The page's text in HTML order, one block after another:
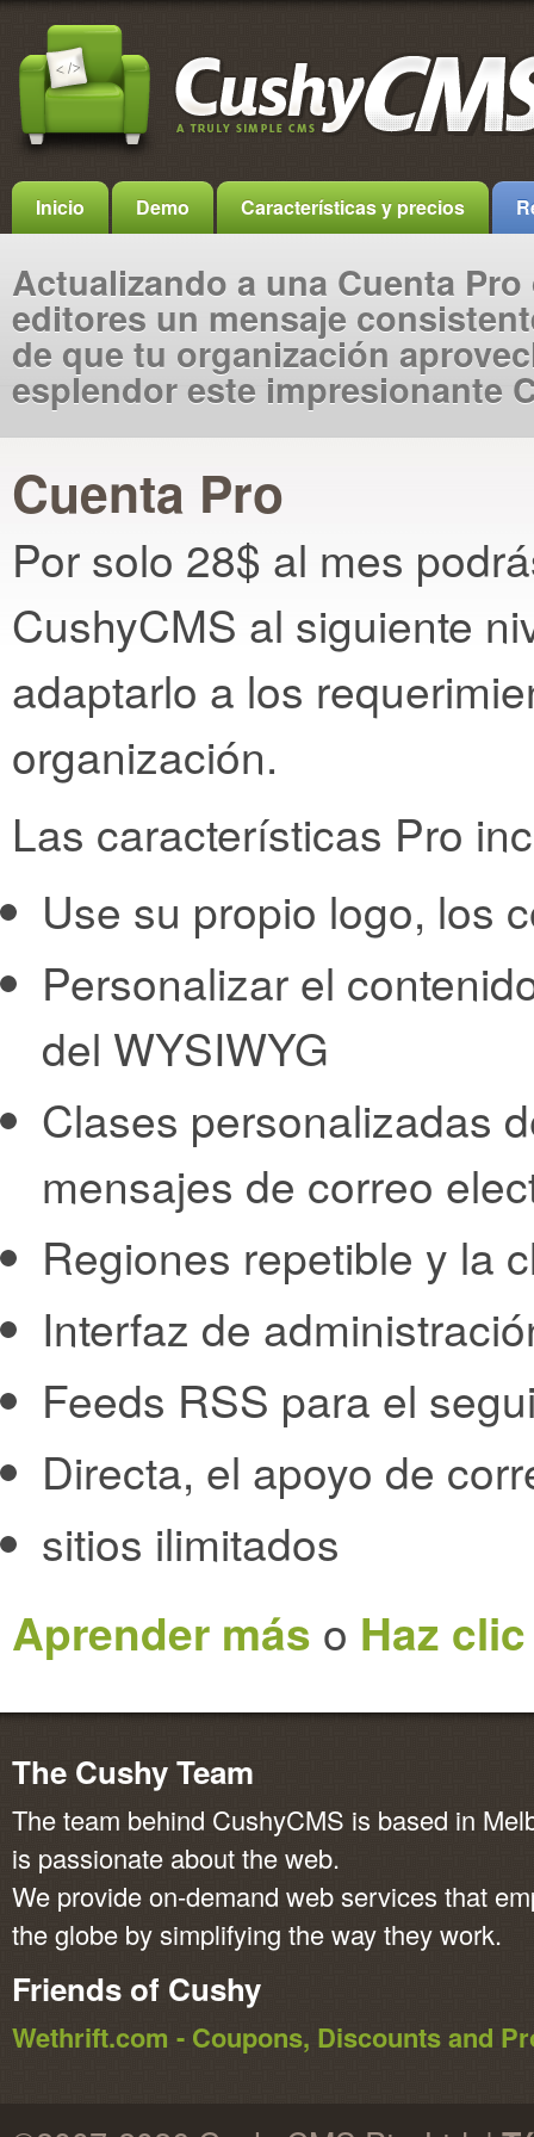
Inicio Demo Características y precios
Actualizando a una Cuenta
editores un mensaje
de que tu organización
esplendor este impresionante
Cuenta Pro
Por solo 28$ al mes
CushyCMS al siguiente
adaptarlo a los
organización.
Las características Pro
Use su propio logo, los
Personalizar el
del WYSIWYG
Clases personalizadas
mensajes de correo
Regiones repetible y la
Interfaz de
Feeds RSS para el
Directa, el apoyo de
sitios ilimitados
Aprender más o Haz
The Cushy Team
The team behind CushyCMS is based in
is passionate about the web.
We provide on-demand web services that
the globe by simplifying the way they work.
Friends of Cushy
Wethrift.com - Coupons, Discounts and